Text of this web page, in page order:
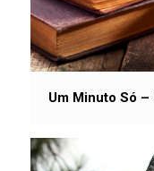
Um Minuto Só